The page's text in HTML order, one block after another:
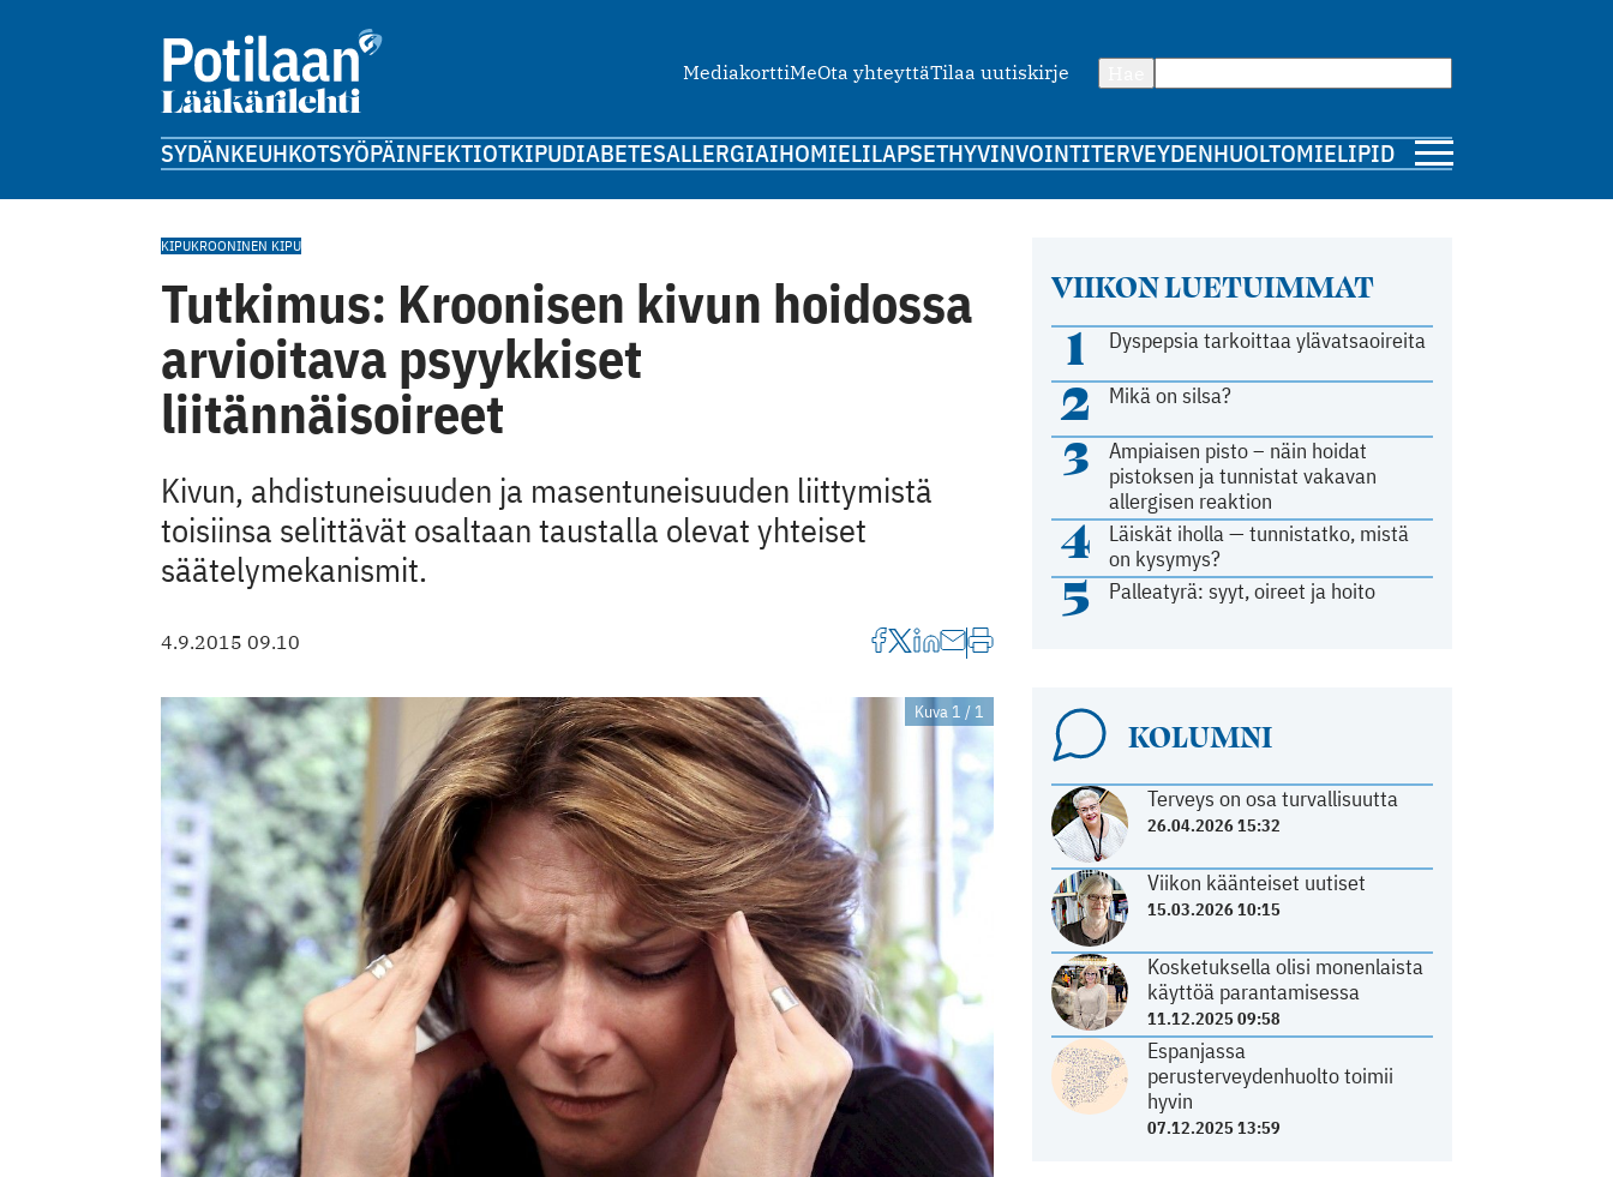
MediakorttiMeOta yhteyttäTilaa uutiskirje
SYDÄNKEUHKOTSYÖPÄINFEKTIOTKIPUDIABETESALLERGIAIHOMIELILAPSETHYVINVOINTITERVEYDENHUOLTOMIELIPIDE
VIIKON LUETUIMMAT
1 Dyspepsia tarkoittaa ylävatsaoireita
2 Mikä on silsa?
3
Ampiaisen pisto – näin hoidat
pistoksen ja tunnistat vakavan
allergisen reaktion
4
Läiskät iholla — tunnistatko, mistä
on kysymys?
5 Palleatyrä: syyt, oireet ja hoito
KOLUMNI
Terveys on osa turvallisuutta
26.04.2026 15:32
Viikon käänteiset uutiset
15.03.2026 10:15
Kosketuksella olisi monenlaista
käyttöä parantamisessa
11.12.2025 09:58
Espanjassa
perusterveydenhuolto toimii
hyvin
07.12.2025 13:59
KIPUKROONINEN KIPU
Tutkimus: Kroonisen kivun hoidossa
arvioitava psyykkiset
liitännäisoireet
Kivun, ahdistuneisuuden ja masentuneisuuden liittymistä
toisiinsa selittävät osaltaan taustalla olevat yhteiset
säätelymekanismit.
4.9.2015 09.10
Kuva 1 / 1